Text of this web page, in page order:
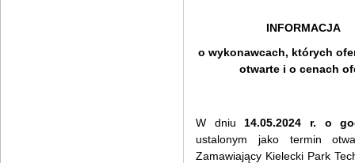
INFORMACJA
o wykonawcach, których
otwarte i o cenach
W dniu 14.05.2024 r.
o
ustalonym jako termin
Zamawiający Kielecki Park